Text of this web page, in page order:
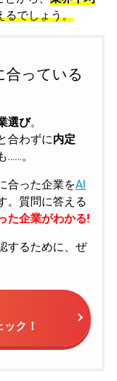
るでしょう。
合っている
選び。
合わずに内定
……。
合った企業をAI
。質問に答える
た企業がわかる!
するために、ぜ
ク！